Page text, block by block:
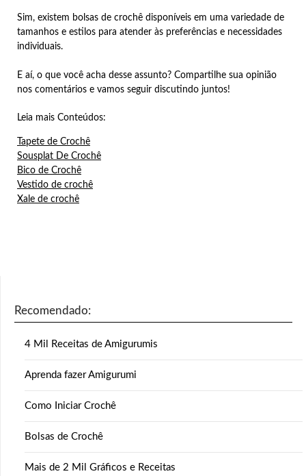
Sim, existem bolsas de crochê disponíveis em uma variedade de
tamanhos e estilos para atender às preferências e necessidades
individuais.
E aí, o que você acha desse assunto? Compartilhe sua opinião
nos comentários e vamos seguir discutindo juntos!
Leia mais Conteúdos:
Tapete de Crochê
Sousplat De Crochê
Bico de Crochê
Vestido de crochê
Xale de crochê
Recomendado:
4 Mil Receitas de Amigurumis
Aprenda fazer Amigurumi
Como Iniciar Crochê
Bolsas de Crochê
Mais de 2 Mil Gráficos e Receitas